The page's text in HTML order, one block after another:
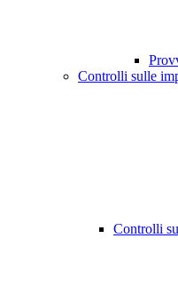
Controlli sulle
Controlli